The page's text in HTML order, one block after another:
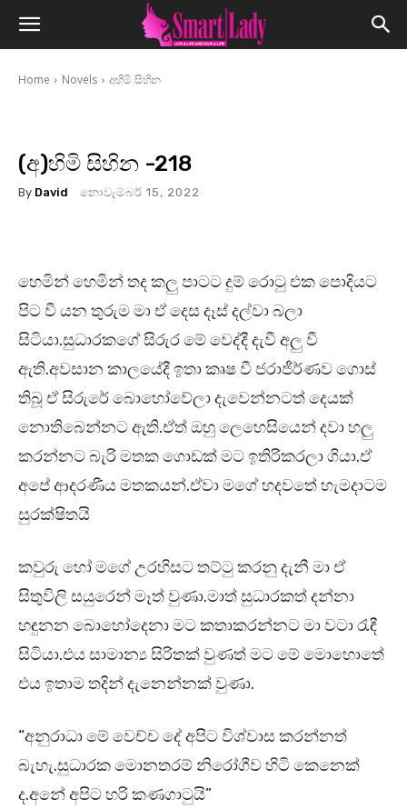
Home Novels අහිමි සිහින
(අ)හිමි සිහින -218
By David නොවැම්බර් 15, 2022
හෙමින් හෙමින් තද කලු පාටට දුම් රොටු එක පොදියට
පිට වී යන තුරුම මා ඒ දෙස දෑස් දල්වා බලා
සිටියා.සුධාරකගේ සිරුර මේ වෙද්දී දැවී අලු වී
ඇති.අවසාන කාලයේදී ඉතා කෘෂ වී ජරාජීර්ණව ගොස්
තිබූ ඒ සිරුරේ බොහෝවේලා දැවෙන්නටත් දෙයක්
නොතිබෙන්නට ඇති.ඒත් ඔහු ලෙහෙසියෙන් දවා හලු
කරන්නට බැරි මතක ගොඩක් මට ඉතිරිකරලා ගියා.ඒ
අපේ ආදරණීය මතකයන්.ඒවා මගේ හදවතේ හැමදාටම
සුරක්ෂිතයි
කවුරු හෝ මගේ උරහිසට තට්ටු කරනු දැනී මා ඒ
සිතුවිලි සයුරෙන් මෑත් වුණා.මාත් සුධාරකත් දන්නා
හඳුනන බොහෝදෙනා මට කතාකරන්නට මා වටා රැඳී
සිටියා.එය සාමාන්‍ය සිරිතක් වුණත් මට මේ මොහොතේ
එය ඉතාම තදින් දැනෙන්නක් වුණා.
“අනුරාධා මේ වෙච්ච දේ අපිට විශ්වාස කරන්නත්
බැහැ.සුධාරක මොනතරම් නිරෝගීව හිටි කෙනෙක්
ද.අනේ අපිට හරි කණගාටුයි”